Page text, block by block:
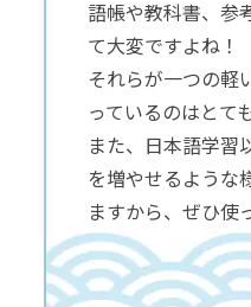
語帳や教科書、参
て大変ですよね！
それらが一つの軽
っているのはとて
また、日本語学習
を増やせるような
ますから、ぜひ使